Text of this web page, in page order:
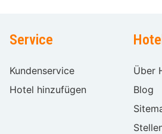
Service
Kundenservice
Hotel hinzufügen
Über
Blog